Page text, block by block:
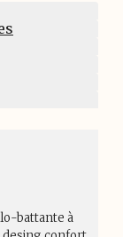
battante à